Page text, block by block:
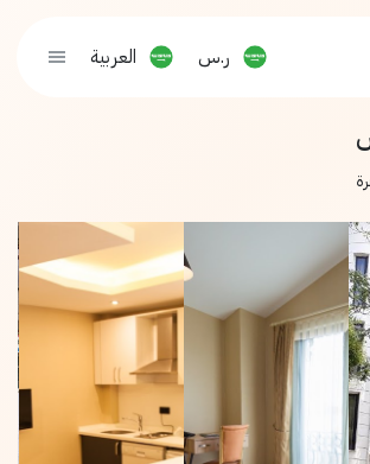
ر.س العربية